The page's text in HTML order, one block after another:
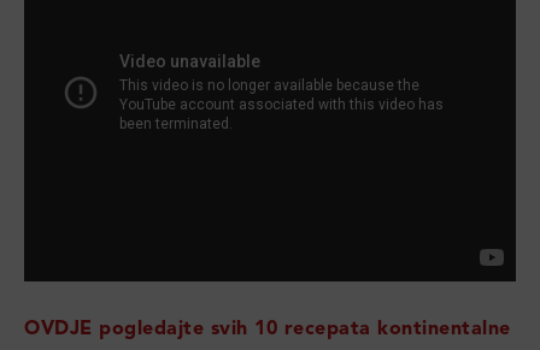
OVDJE pogledajte svih 10 recepata kontinentalne